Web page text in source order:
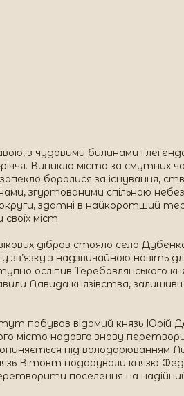
з чудовими билинами і
Виникло місто за смутних
запекло боролися за існування,
згуртованими спільною
округи, здатні в найкоротший
міст.
дібров стояло село
з надзвичайною навіть
осліпив Теребовлянського
Давида князівства,
побував відомий князь Юрій
місто надовго знову
під володарюванням
Вітовт подарували князю
поселення на